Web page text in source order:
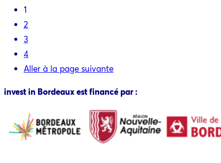
1
2
3
4
Aller à la page suivante
invest in Bordeaux est financé par :